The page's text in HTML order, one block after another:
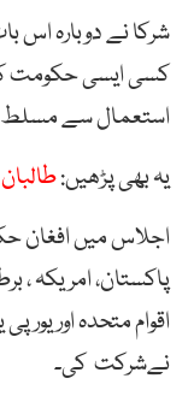
شرکا نے دوبارہ اس
کسی ایسی حکومت
استعمال سے مسلط
یہ بھی پڑھیں:
اجلاس میں افغان
پاکستان، امریکہ ،
اقوام متحدہ اور
نےشرکت کی۔